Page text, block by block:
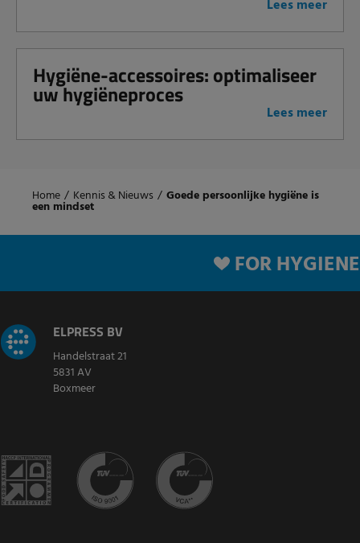
Lees meer
Hygiëne-accessoires: optimaliseer
uw hygiëneproces
Lees meer
Home / Kennis & Nieuws / Goede persoonlijke hygiëne is
een mindset
FOR HYGIENE
ELPRESS BV
Handelstraat 21
5831 AV
Boxmeer